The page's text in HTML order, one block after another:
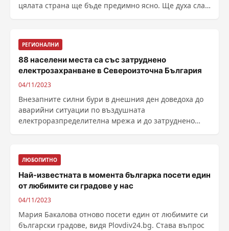
цялата страна ще бъде предимно ясно. Ще духа слаб
РЕГИОНАЛНИ
88 населени места са със затруднено
електрозахранване в Североизточна България
04/11/2023
Внезапните силни бури в днешния ден доведоха до
аварийни ситуации по въздушната
електроразпределителна мрежа и до затруднено
ЛЮБОПИТНО
Най-известната в момента българка посети един
от любимите си градове у нас
04/11/2023
Мария Бакалова отново посети един от любимите си
български градове, видя Plovdiv24.bg. Става въпрос